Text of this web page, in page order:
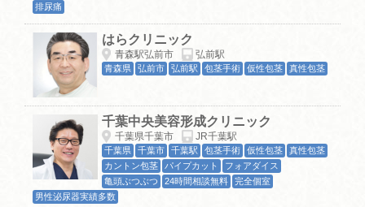
排尿痛
はらクリニック
青森駅弘前市 弘前駅
青森県 弘前市 弘前駅 包茎手術 仮性包茎 真性包茎
千葉中央美容形成クリニック
千葉県千葉市 JR千葉駅
千葉県 千葉市 千葉駅 包茎手術 仮性包茎
真性包茎
カントン包茎
パイプカット
フォアダイス
亀頭ぶつぶつ
24時間相談無料
完全個室
男性泌尿器実績多数